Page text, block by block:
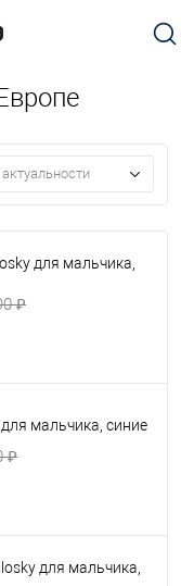
для мальчика,
₽
мальчика, синие
₽
для мальчика,